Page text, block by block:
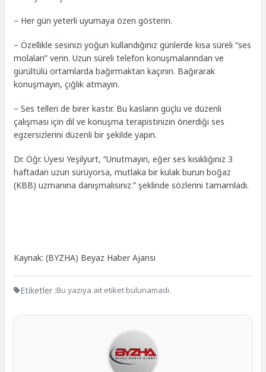
– Her gün yeterli uyumaya özen gösterin.
– Özellikle sesinizi yoğun kullandığınız günlerde kısa süreli “ses
molaları” verin. Uzun süreli telefon konuşmalarından ve
gürültülü ortamlarda bağırmaktan kaçının. Bağırarak
konuşmayın, çığlık atmayın.
– Ses telleri de birer kastır. Bu kasların güçlü ve düzenli
çalışması için dil ve konuşma terapistinizin önerdiği ses
egzersizlerini düzenli bir şekilde yapın.
Dr. Öğr. Üyesi Yeşilyurt, “Unutmayın, eğer ses kısıklığınız 3
haftadan uzun sürüyorsa, mutlaka bir kulak burun boğaz
(KBB) uzmanına danışmalısınız.” şeklinde sözlerini tamamladı.
Kaynak: (BYZHA) Beyaz Haber Ajansı
Etiketler :Bu yazıya ait etiket bulunamadı.